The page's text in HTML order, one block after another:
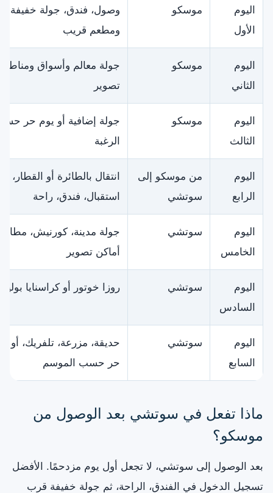
اليوم
الأول
موسكو
وصول، فندق، جولة خفيفة
ومطعم قريب
اليوم
الثاني
موسكو
جولة معالم وأسواق ومناطق
تصوير
اليوم
الثالث
موسكو
جولة إضافية أو يوم حر
الرغبة
اليوم
الرابع
من موسكو إلى
سوتشي
انتقال بالطائرة أو القطار،
استقبال، فندق، راحة
اليوم
الخامس
سوتشي
جولة مدينة، كورنيش،
أماكن تصوير
اليوم
السادس
سوتشي روزا خوتور أو كراسنايا
اليوم
السابع
سوتشي
حديقة، مزرعة، تلفريك، أو
حر حسب الموسم
ماذا تفعل في سوتشي بعد الوصول من
موسكو؟
بعد الوصول إلى سوتشي، لا تجعل أول يوم مزدحمًا. الأفضل
تسجيل الدخول في الفندق، الراحة، ثم جولة خفيفة قرب